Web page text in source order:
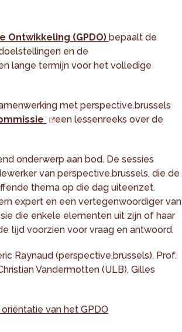
Ontwikkeling (GPDO)bepaalt de
en de
lange termijn voor het volledige
met perspective.brussels
een lessenreeks over de
onderwerp aan bod. De sessies
van perspective.brussels, die de
thema op die dag uiteenzet.
expert en een vertegenwoordiger van
die enkele elementen uit zijn of haar
tijd voorzien voor vraag en antwoord.
Raynaud (perspective.brussels), Prof.
Vandermotten (ULB), Gilles
van het GPDO